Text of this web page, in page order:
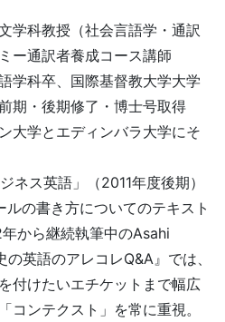
学科教授（社会言語学・通訳
ー通訳者養成コース講師
学科卒、国際基督教大学大学
期・後期修了・博士号取得
大学とエディンバラ大学にそ
ネス英語」（2011年度後期）
の書き方についてのテキスト
から継続執筆中のAsahi
英語のアレコレQ&A』では、
付けたいエチケットまで幅広
コンテクスト」を常に重視。